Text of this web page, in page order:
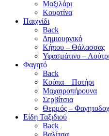
Μαξιλάρι
Κουρτίνα
Παιχνίδι
Back
Δημιουργικό
Κήπου – Θάλασσας
Υφασμάτινο –
Φαγητό
Back
Κούπα – Ποτήρι
Μαχαιροπήρουνα
Σερβίτσια
Θερμός –
Είδη Ταξιδιού
Back
Βαλίτσα